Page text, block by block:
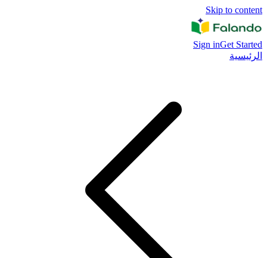
Skip to content
Sign inGet Started
الرئيسية